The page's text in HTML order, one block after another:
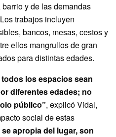
y de las demandas
trabajos incluyen
bancos, mesas, cestos y
ellos mangrullos de gran
para distintas edades.
los espacios sean
diferentes edades; no
público”, explicó Vidal,
social de estas
apropia del lugar, son